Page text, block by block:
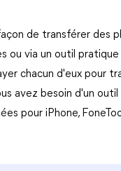
de transférer des
ou via un outil pratique
chacun d'eux pour
avez besoin d'un
pour iPhone,